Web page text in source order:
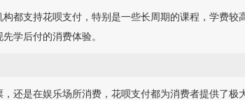
都支持花呗支付，特别是一些长周期的课程，学费较
学后付的消费体验。
还是在娱乐场所消费，花呗支付都为消费者提供了极